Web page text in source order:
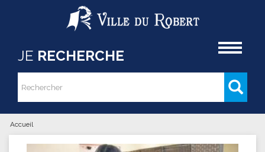
Aller au contenu principal
JE RECHERCHE
Formulaire de recherche
Rechercher
Vous êtes ici
Accueil